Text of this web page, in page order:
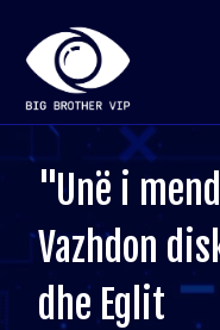
"Unë i
Vazhdon
dhe Eglit